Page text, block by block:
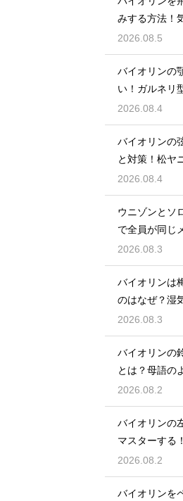
みする方法！
ぐ保管の注意
2026.08.5
バイオリンの
い！ガルネリ
ら自分に合う
2026.08.4
バイオリンの
と対策！松ヤ
時期を見直す
2026.08.4
ウニゾンとソ
で全員が同じ
一体感と魅力
2026.08.3
バイオリンは
のはなぜ？湿
な響きを保つ
2026.08.3
バイオリンの
とは？母語の
楽教育の魅力
2026.08.2
バイオリンの
マスターする
ストレッチ練習
2026.08.2
バイオリンを